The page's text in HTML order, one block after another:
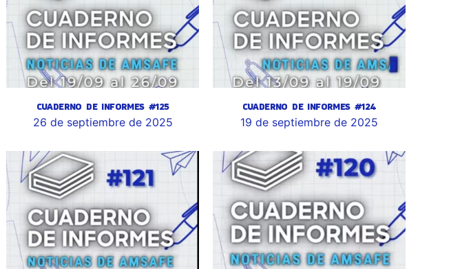
CUADERNO DE INFORMES #125
26 de septiembre de 2025
CUADERNO DE INFORMES #124
19 de septiembre de 2025